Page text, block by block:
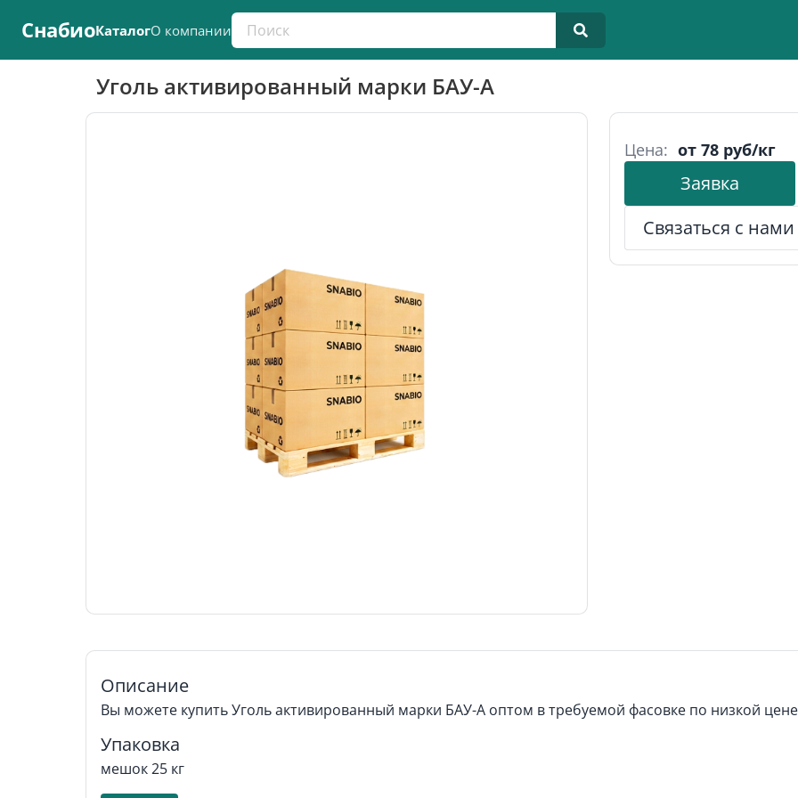
СнабиоКаталогО компанииПоиск по каталогу
Уголь активированный марки БАУ-А
Цена: от 78 руб/кг
Заявка
Связаться с нами
Описание
Вы можете купить Уголь активированный марки БАУ-А оптом в требуемой фасовке по низкой
Упаковка
мешок 25 кг